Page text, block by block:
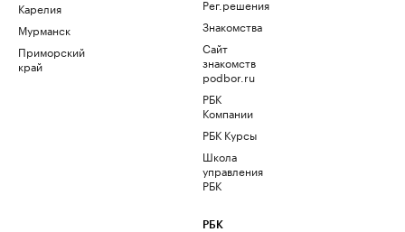
Карелия
Мурманск
Приморский
край
Рег.решения
Знакомства
Сайт
знакомств
podbor.ru
РБК
Компании
РБК Курсы
Школа
управления
РБК
РБК